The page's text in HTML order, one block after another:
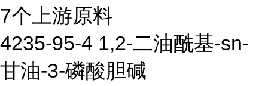
7个上游原料
4235-95-4 1,2-二油酰基-sn-
甘油-3-磷酸胆碱